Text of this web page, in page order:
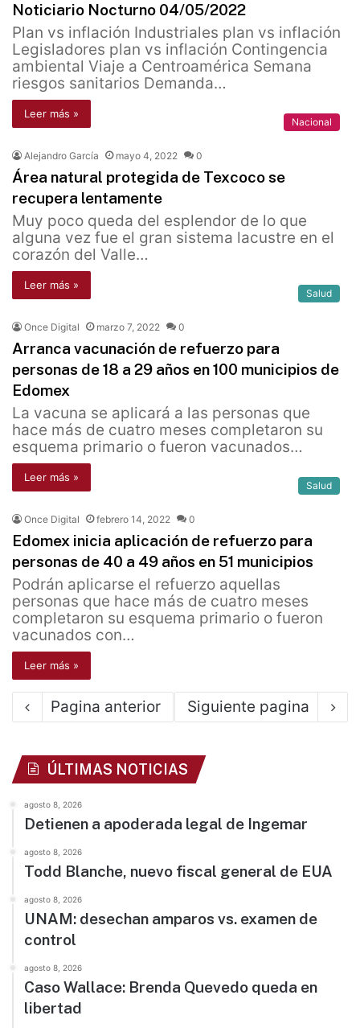
Noticiario Nocturno 04/05/2022
Plan vs inflación Industriales plan vs inflación
Legisladores plan vs inflación Contingencia
ambiental Viaje a Centroamérica Semana
riesgos sanitarios Demanda…
Leer más »
Nacional
Alejandro García mayo 4, 2022 0
Área natural protegida de Texcoco se
recupera lentamente
Muy poco queda del esplendor de lo que
alguna vez fue el gran sistema lacustre en el
corazón del Valle…
Leer más »
Salud
Once Digital marzo 7, 2022 0
Arranca vacunación de refuerzo para
personas de 18 a 29 años en 100 municipios de
Edomex
La vacuna se aplicará a las personas que
hace más de cuatro meses completaron su
esquema primario o fueron vacunados…
Leer más »
Salud
Once Digital febrero 14, 2022 0
Edomex inicia aplicación de refuerzo para
personas de 40 a 49 años en 51 municipios
Podrán aplicarse el refuerzo aquellas
personas que hace más de cuatro meses
completaron su esquema primario o fueron
vacunados con…
Leer más »
Pagina anterior Siguiente pagina
ÚLTIMAS NOTICIAS
agosto 8, 2026
Detienen a apoderada legal de Ingemar
agosto 8, 2026
Todd Blanche, nuevo fiscal general de EUA
agosto 8, 2026
UNAM: desechan amparos vs. examen de
control
agosto 8, 2026
Caso Wallace: Brenda Quevedo queda en
libertad